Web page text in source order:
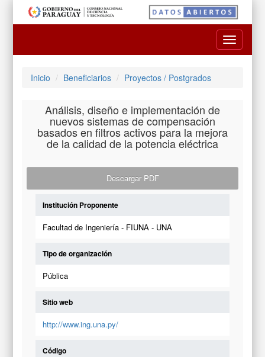
Toggle
Inicio Beneficiarios Proyectos / Postgrados
Análisis, diseño e implementación de
nuevos sistemas de compensación
basados en filtros activos para la mejora
de la calidad de la potencia eléctrica
Descargar PDF
Institución Proponente
Facultad de Ingeniería - FIUNA - UNA
Tipo de organización
Pública
Sitio web
http://www.ing.una.py/
Código